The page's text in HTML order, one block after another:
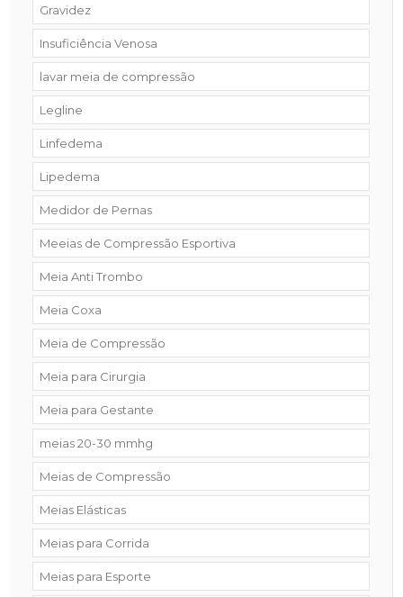
Gravidez
Insuficiência Venosa
lavar meia de compressão
Legline
Linfedema
Lipedema
Medidor de Pernas
Meeias de Compressão Esportiva
Meia Anti Trombo
Meia Coxa
Meia de Compressão
Meia para Cirurgia
Meia para Gestante
meias 20-30 mmhg
Meias de Compressão
Meias Elásticas
Meias para Corrida
Meias para Esporte